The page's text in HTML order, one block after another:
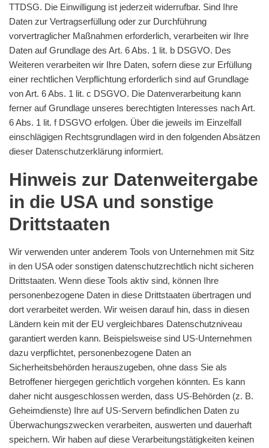
TTDSG. Die Einwilligung ist jederzeit widerrufbar. Sind Ihre
Daten zur Vertragserfüllung oder zur Durchführung
vorvertraglicher Maßnahmen erforderlich, verarbeiten wir Ihre
Daten auf Grundlage des Art. 6 Abs. 1 lit. b DSGVO. Des
Weiteren verarbeiten wir Ihre Daten, sofern diese zur Erfüllung
einer rechtlichen Verpflichtung erforderlich sind auf Grundlage
von Art. 6 Abs. 1 lit. c DSGVO. Die Datenverarbeitung kann
ferner auf Grundlage unseres berechtigten Interesses nach Art.
6 Abs. 1 lit. f DSGVO erfolgen. Über die jeweils im Einzelfall
einschlägigen Rechtsgrundlagen wird in den folgenden Absätzen
dieser Datenschutzerklärung informiert.
Hinweis zur Datenweitergabe
in die USA und sonstige
Drittstaaten
Wir verwenden unter anderem Tools von Unternehmen mit Sitz
in den USA oder sonstigen datenschutzrechtlich nicht sicheren
Drittstaaten. Wenn diese Tools aktiv sind, können Ihre
personenbezogene Daten in diese Drittstaaten übertragen und
dort verarbeitet werden. Wir weisen darauf hin, dass in diesen
Ländern kein mit der EU vergleichbares Datenschutzniveau
garantiert werden kann. Beispielsweise sind US-Unternehmen
dazu verpflichtet, personenbezogene Daten an
Sicherheitsbehörden herauszugeben, ohne dass Sie als
Betroffener hiergegen gerichtlich vorgehen könnten. Es kann
daher nicht ausgeschlossen werden, dass US-Behörden (z. B.
Geheimdienste) Ihre auf US-Servern befindlichen Daten zu
Überwachungszwecken verarbeiten, auswerten und dauerhaft
speichern. Wir haben auf diese Verarbeitungstätigkeiten keinen